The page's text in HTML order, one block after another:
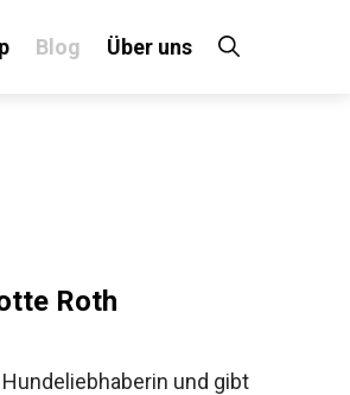
Blog Über uns
Roth
und gibt